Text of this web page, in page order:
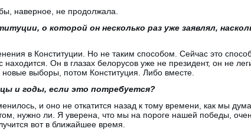
наверное, не продолжала.
о которой он несколько раз уже заявлял,
в Конституции. Но не таким способом. Сейчас это способ
Он в глазах белорусов уже не президент, он не
выборы, потом Конституция. Либо вместе.
и годы, если это потребуется?
и оно не откатится назад к тому времени, как мы
нужно ли. Я уверена, что мы на пороге нашей победы,
вот в ближайшее время.